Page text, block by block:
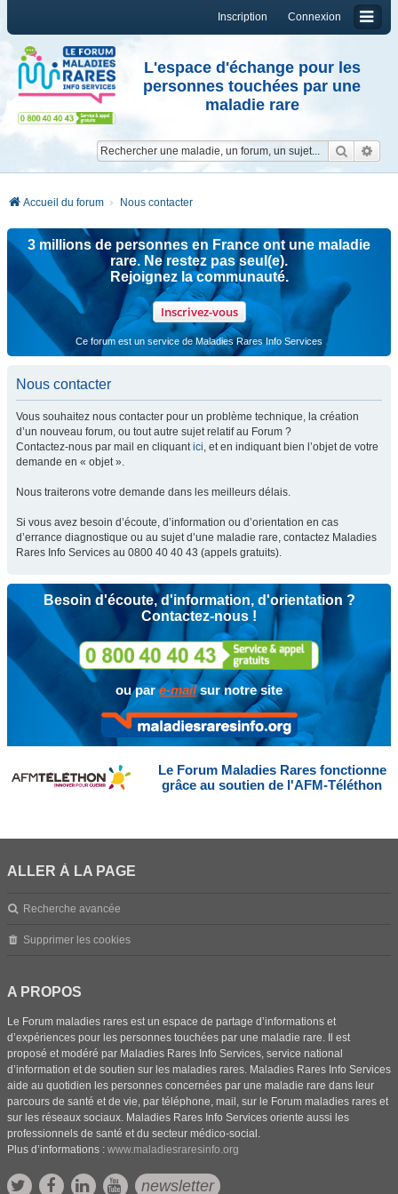
Connexion
Inscription
L'espace d'échange pour les
personnes touchées par une
maladie rare
Accueil du forum Nous contacter
3 millions de personnes en France ont une maladie
rare. Ne restez pas seul(e).
Rejoignez la communauté.
Inscrivez-vous
Ce forum est un service de Maladies Rares Info Services
Nous contacter
Vous souhaitez nous contacter pour un problème technique, la création
d’un nouveau forum, ou tout autre sujet relatif au Forum ?
Contactez-nous par mail en cliquantici, et en indiquant bien l’objet de votre
demande en « objet ».
Nous traiterons votre demande dans les meilleurs délais.
Si vous avez besoin d’écoute, d’information ou d’orientation en cas
d’errance diagnostique ou au sujet d’une maladie rare, contactez Maladies
Rares Info Services au 0800 40 40 43 (appels gratuits).
Besoin d'écoute, d'information, d'orientation ?
Contactez-nous !
ou pare-mailsur notre site
Le Forum Maladies Rares fonctionne
grâce au soutien de l'AFM-Téléthon
ALLER À LA PAGE
Recherche avancée
Supprimer les cookies
A PROPOS
Le Forum maladies rares est un espace de partage d’informations et
d’expériences pour les personnes touchées par une maladie rare. Il est
proposé et modéré par Maladies Rares Info Services, service national
d’information et de soutien sur les maladies rares. Maladies Rares Info Services
aide au quotidien les personnes concernées par une maladie rare dans leur
parcours de santé et de vie, par téléphone, mail, sur le Forum maladies rares et
sur les réseaux sociaux. Maladies Rares Info Services oriente aussi les
professionnels de santé et du secteur médico-social.
Plus d’informations : www.maladiesraresinfo.org
newsletter